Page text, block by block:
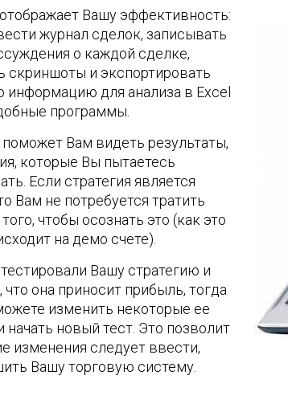
Вашу эффективность:
журнал сделок, записывать
о каждой сделке,
скриншоты и экспортировать
для анализа в Excel
программы.
поможет Вам видеть результаты,
которые Вы пытаетесь
Если стратегия является
Вам не потребуется тратить
чтобы осознать это (как это
на демо счете).
Вашу стратегию и
что она приносит прибыль, тогда
изменить некоторые ее
начать новый тест. Это позволит
изменения следует ввести,
Вашу торговую систему.